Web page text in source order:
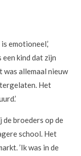
emotioneel,’
een kind dat zijn
was allemaal nieuw
Het
de broeders op de
school. Het
’Ik was in de